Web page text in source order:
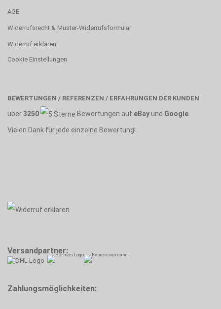
AGB
Widerrufsrecht & Muster-Widerrufsformular
Widerruf erklären
Cookie Einstellungen
BEWERTUNGEN / REFERENZEN / ERFAHRUNGEN DER KUNDEN
über3250 Bewertungen auf eBayund Google
Vielen Dank für jede einzelne Bewertung!
Versandpartner:
Zahlungsmöglichkeiten: